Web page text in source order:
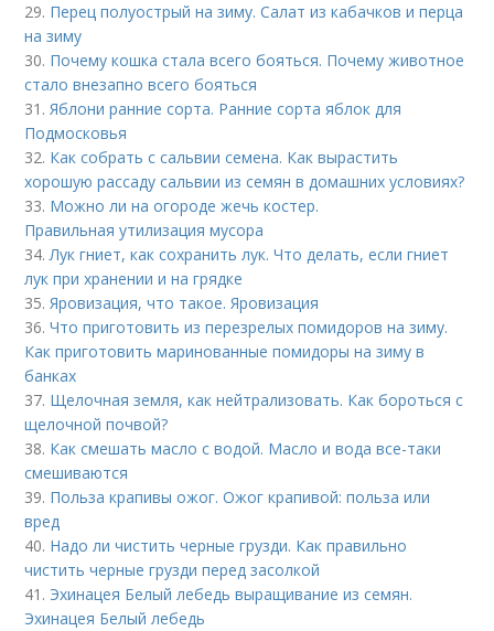
29. Перец полуострый на зиму. Салат из кабачков и перца
на зиму
30. Почему кошка стала всего бояться. Почему животное
стало внезапно всего бояться
31.Яблони ранние сорта. Ранние сорта яблок для
Подмосковья
32. Как собрать с сальвии семена. Как вырастить
хорошую рассаду сальвии из семян в домашних условиях?
33. Можно ли на огороде жечь костер.
Правильная утилизация мусора
34.Лук гниет, как сохранить лук. Что делать, если гниет
лук при хранении и на грядке
35.Яровизация, что такое. Яровизация
36.Что приготовить из перезрелых помидоров на зиму.
Как приготовить маринованные помидоры на зиму в
банках
37. Щелочная земля, как нейтрализовать. Как бороться с
щелочной почвой?
38. Как смешать масло с водой. Масло и вода все-таки
смешиваются
39. Польза крапивы ожог. Ожог крапивой: польза или
вред
40. Надо ли чистить черные грузди. Как правильно
чистить черные грузди перед засолкой
41. Эхинацея Белый лебедь выращивание из семян.
Эхинацея Белый лебедь